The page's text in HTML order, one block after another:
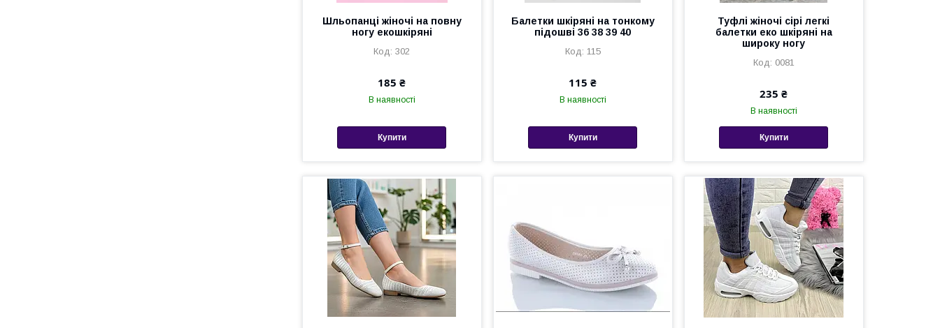
Шльопанці жіночі на повну
ногу екошкіряні
302
185 ₴
В наявності
Купити
Балетки шкіряні на тонкому
підошві 36 38 39 40
115
115 ₴
В наявності
Купити
Туфлі жіночі сірі легкі
балетки еко шкіряні на
широку ногу
0081
235 ₴
В наявності
Купити